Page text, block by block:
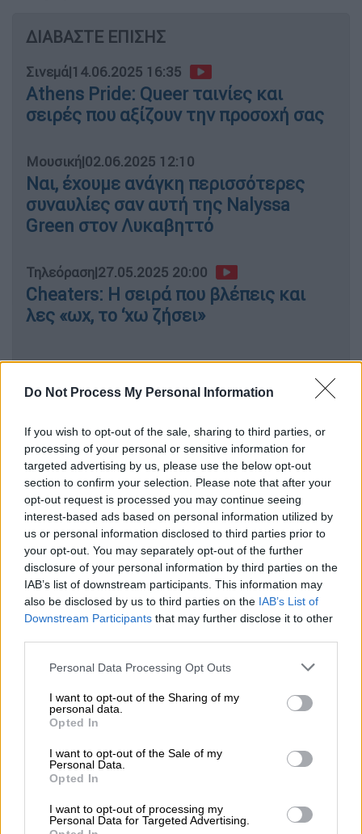
Do Not Process My Personal Information
If you wish to opt-out of the sale, sharing to third parties, or
processing of your personal or sensitive information for
targeted advertising by us, please use the below opt-out
section to confirm your selection. Please note that after your
opt-out request is processed you may continue seeing
interest-based ads based on personal information utilized by
us or personal information disclosed to third parties prior to
your opt-out. You may separately opt-out of the further
disclosure of your personal information by third parties on the
IAB’s list of downstream participants. This information may
also be disclosed by us to third parties on the IAB’s List of
Downstream Participants that may further disclose it to other
Please note that this website/app uses one or more Google
not limited to your visit or usage behaviour. You may click to
grant or deny consent to Google and its third-party tags to
use your data for below specified purposes in below Google
consent section.
Personal Data Processing Opt Outs
I want to opt-out of the Sharing of my
personal data.
Opted In
I want to opt-out of the Sale of my
Personal Data.
Opted In
I want to opt-out of processing my
Personal Data for Targeted Advertising.
ΔΙΑΒΑΣΤΕ ΕΠΙΣΗΣ
Σινεμά|14.06.2025 16:35
Athens Pride: Queer ταινίες και
σειρές που αξίζουν την προσοχή σας
Μουσική|02.06.2025 12:10
Ναι, έχουμε ανάγκη περισσότερες
συναυλίες σαν αυτή της Nalyssa
Green στον Λυκαβηττό
Τηλεόραση|27.05.2025 20:00
Cheaters: Η σειρά που βλέπεις και
λες «ωχ, το ‘χω ζήσει»
Ο Μπάνι, που τον υποδύεται οΝέιθαν Λέιν,
καταστημάτων εσωρούχων που προσπαθεί
ακόμα να βρει τον έρωτα. Ο Άρθουρ (Νέιθαν
Λι Γκράχαμ), πρώην αρθρογράφος τηςVogue
είναι φινετσάτος αλλά κυκλοθυμικός, με
εμμονή στην υψηλή αισθητική. Ο
γοητευτικός Τζέρι (Ματ Μπόμερ) είναι
αφελής αλλά ζεστός, ένας αεροσυνοδός με
καρδιά μικρού παιδιού.
Μαζί τους ζει και η μητέρα του Μπάνι, την
οποία υποδύεται η σπουδαίαΛίντα
Λέιβιν
που έφυγε από τη ζωή πριν
ολοκληρωθούν τα γυρίσματα της πρώτης
σεζόν. Η παρουσία της, με το δηλητηριώδες
αλλά γεμάτο αγάπη χιούμορ της, λειτουργεί
σταθερότητας. Η Πάμελα Άντλον
, ως η
σκληρή αδελφή του Μπάνι, έρχεται ως
ενίσχυση, αλλά δεν αντικαθιστά το καυστικό
χιούμορ της Λέιβιν.